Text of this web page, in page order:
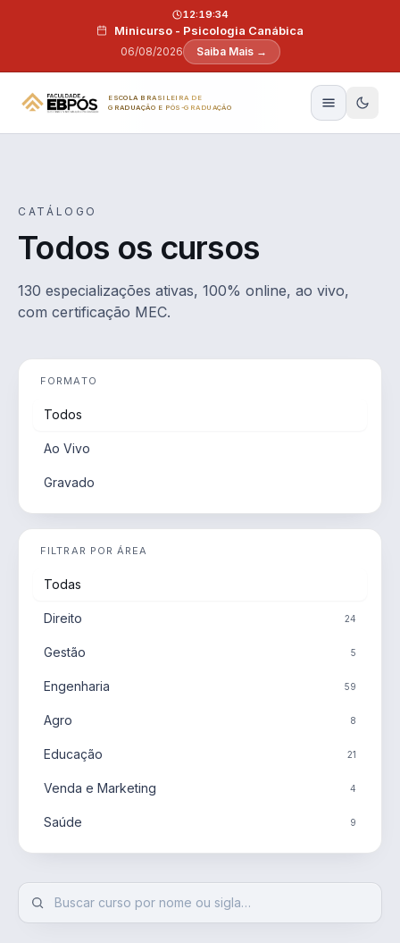
Minicurso - Psicologia Canábica
06/08/2026
12:19:33
Saiba Mais →
ESCOLA BRASILEIRA DE
GRADUAÇÃO E PÓS-GRADUAÇÃO
CATÁLOGO
Todos os cursos
130 especializações ativas, 100% online, ao vivo,
com certificação MEC.
FORMATO
Todos
Ao Vivo
Gravado
FILTRAR POR ÁREA
Todas
Direito 24
Gestão 5
Engenharia 59
Agro 8
Educação 21
Venda e Marketing 4
Saúde 9